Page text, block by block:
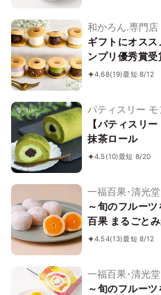
和かろん.専門店
ギフトにオス
ンプリ優秀賞
生どらやき、和
4.68(19)最短 8/12
パティスリー
【パティスリ
抹茶ロール
4.5(10)最短 8/20
一福百果･清光堂
～旬のフルー
百果 まるごと
入り)
4.54(13)最短 8/12
一福百果･清光堂
～旬のフルー